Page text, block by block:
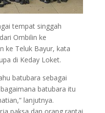
tempat singgah
Ombilin ke
ke Teluk Bayur, kata
di Keday Loket.
batubara sebagai
batubara itu
lanjutnya.
paksa dan orang rantai